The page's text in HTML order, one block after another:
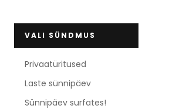
VALI SÜNDMUS
Privaatüritused
Laste sünnipäev
Sünnipäev surfates!